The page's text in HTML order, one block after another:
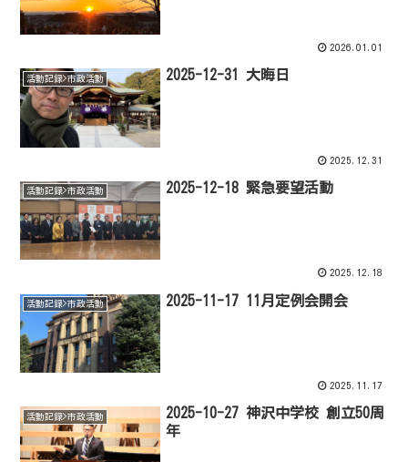
2026.01.01
活動記録>市政活動 2025-12-31 大晦日
2025.12.31
活動記録>市政活動 2025-12-18 緊急要望活動
2025.12.18
活動記録>市政活動 2025-11-17 11月定例会開会
2025.11.17
活動記録>市政活動
2025-10-27 神沢中学校 創立50周
年